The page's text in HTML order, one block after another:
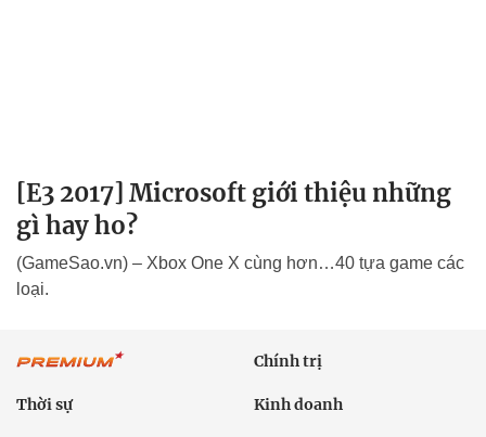
[E3 2017] Microsoft giới thiệu những
gì hay ho?
(GameSao.vn) – Xbox One X cùng hơn…40 tựa game các
loại.
Chính trị
Thời sự Kinh doanh